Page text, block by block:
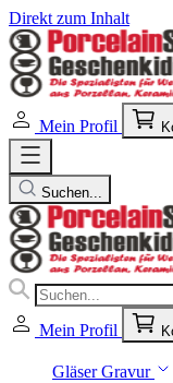
Direkt zum Inhalt
Mein Profil
Suchen...
Mein Profil
Gläser Gravur